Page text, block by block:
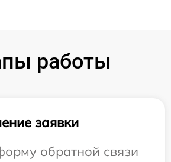
работы
заявки
обратной связи